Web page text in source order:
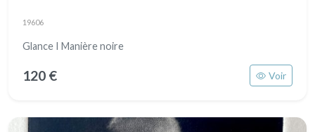
19606
Glance I Manière noire
120 € Voir